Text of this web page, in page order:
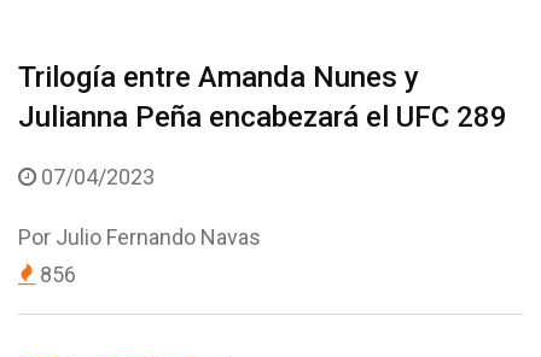
Trilogía entre Amanda Nunes y
Julianna Peña encabezará el UFC 289
07/04/2023
Por Julio Fernando Navas
856